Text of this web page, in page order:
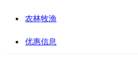
农林牧渔
优惠信息